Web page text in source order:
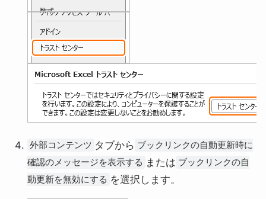
外部コンテンツ タブから ブックリンクの自動更新時に
確認のメッセージを表示する または ブックリンクの自
動更新を無効にする を選択します。